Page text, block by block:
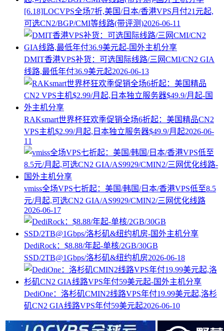
[6.18]LOCVPS全场7折,美国/日本/香港VPS月付21元起,
可选CN2/BGP/CMI等线路(带评测)2026-06-11
DMIT香港VPS补货：可选国际线路/三网CMI/CN2 GIA
线路,最低年付36.9美元起2026-06-13
RAKsmart世界杯狂欢季促销全场6折起：美国精品CN2
VPS主机$2.99/月起,日本独立服务器$49.9/月起2026-06-
11
vmiss全场VPS七折起：美国/韩国/日本/香港VPS低至8.5
元/月起,可选CN2 GIA/AS9929/CMIN2/三网优化线路
2026-06-17
DediRock：$8.88/年起-单核/2GB/30GB
SSD/2TB@1Gbps/洛杉矶&纽约机房2026-06-18
DediOne：洛杉矶CMIN2线路VPS年付19.99美元起,洛杉
矶CN2 GIA线路VPS年付59美元起2026-06-10